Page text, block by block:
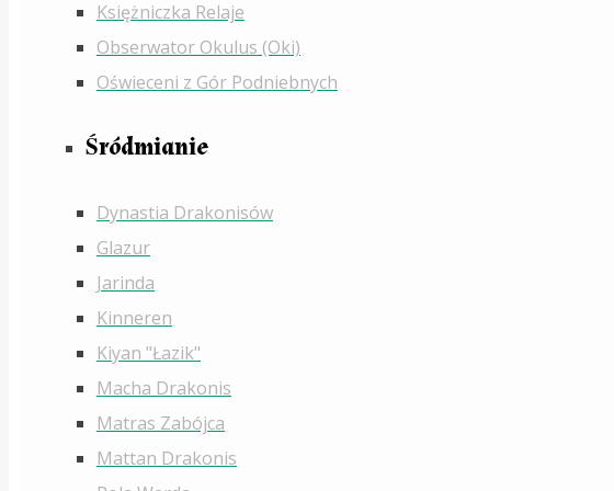
Księżniczka Relaje
Obserwator Okulus (Oki)
Oświeceni z Gór Podniebnych
Śródmianie
Dynastia Drakonisów
Glazur
Jarinda
Kinneren
Kiyan "Łazik"
Macha Drakonis
Matras Zabójca
Mattan Drakonis